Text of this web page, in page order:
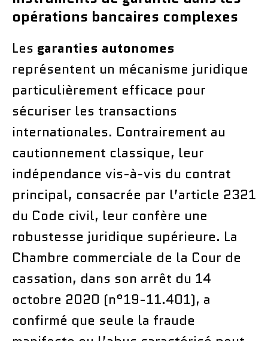
opérations bancaires complexes
Les garanties autonomes
représentent un mécanisme juridique
particulièrement efficace pour
sécuriser les transactions
internationales. Contrairement au
cautionnement classique, leur
indépendance vis-à-vis du contrat
principal, consacrée par l’article 2321
du Code civil, leur confère une
robustesse juridique supérieure. La
Chambre commerciale de la Cour de
cassation, dans son arrêt du 14
octobre 2020 (n°19-11.401), a
confirmé que seule la fraude